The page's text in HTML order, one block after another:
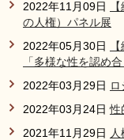
2022年11月09日
の人権）パネル展
2022年05月30日
「多様な性を認め合
2022年03月29日
2022年03月24日性
2021年11月29日